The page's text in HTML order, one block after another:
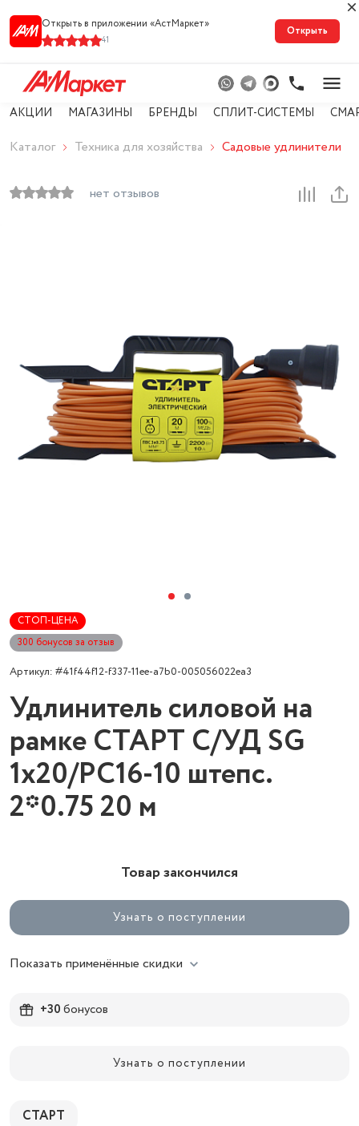
Открыть в приложении «АстМарке‪т‬»
41
Открыть
АКЦИИ МАГАЗИНЫ БРЕНДЫ СПЛИТ-СИСТЕМЫ
Каталог Техника для хозяйства Садовые удлинители
нет отзывов
СТОП-ЦЕНА
300 бонусов за отзыв
Артикул: #41f44f12-f337-11ee-a7b0-005056022ea3
Удлинитель силовой на
рамке СТАРТ С/УД SG
1х20/РС16-10 штепс.
2*0.75 20 м
Товар закончился
Узнать о поступлении
Показать применённые скидки
+30бонусов
Узнать о поступлении
СТАРТ